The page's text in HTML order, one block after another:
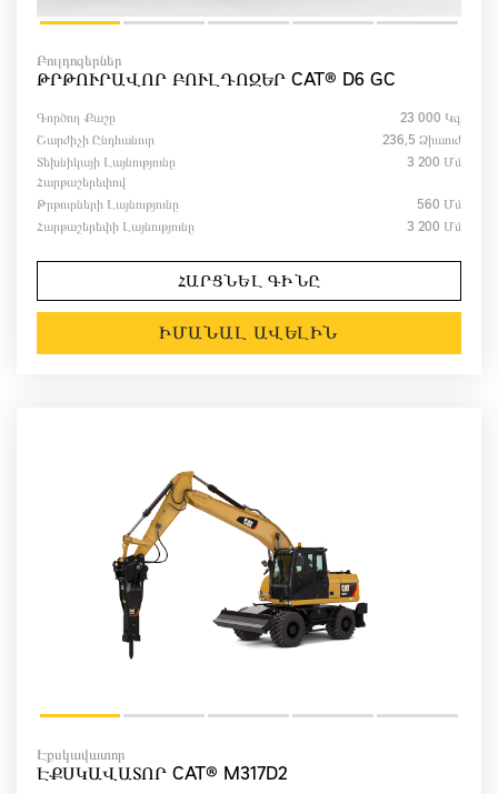
Բուլդոզերներ
ԹՐԹՈՒՐԱՎՈՐ ԲՈՒԼԴՈԶԵՐ CAT® D6 GC
Գործող Քաշը
23 000 Կգ
Շարժիչի Ընդհանուր
236,5 Ձիաուժ
Տեխնիկայի Լայնությունը
Հարթաշերեփով
3 200 Մմ
Թրթուրների Լայնությունը
560 Մմ
Հարթաշերեփի Լայնությունը
3 200 Մմ
ՀԱՐՑՆԵԼ ԳԻՆԸ
ԻՄԱՆԱԼ ԱՎԵԼԻՆ
Էքսկավատոր
ԷՔՍԿԱՎԱՏՈՐ CAT® M317D2